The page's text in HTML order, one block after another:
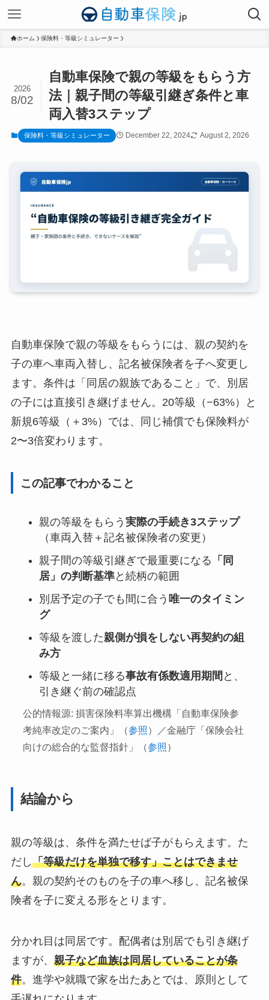
ホーム 保険料・等級シミュレーター
自動車保険で親の等級をもらう方
法｜親子間の等級引継ぎ条件と車
両入替3ステップ
2026
8/02
保険料・等級シミュレーター December 22, 2024 August 2, 2026
自動車保険で親の等級をもらうには、親の契約を
子の車へ車両入替し、記名被保険者を子へ変更し
ます。条件は「同居の親族であること」で、別居
の子には直接引き継げません。20等級（−63%）と
新規6等級（＋3%）では、同じ補償でも保険料が
2〜3倍変わります。
この記事でわかること
親の等級をもらう 実際の手続き3ステップ
（車両入替＋記名被保険者の変更）
親子間の等級引継ぎで最重要になる 「同
居」の判断基準と続柄の範囲
別居予定の子でも間に合う 唯一のタイミン
グ
等級を渡した親側が損をしない再契約の組
み方
等級と一緒に移る事故有係数適用期間 と、
引き継ぐ前の確認点
公的情報源: 損害保険料率算出機構「自動車保険参
考純率改定のご案内」（参照）／金融庁「保険会社
向けの総合的な監督指針」（参照）
結論から
親の等級は、条件を満たせば子がもらえます。た
だし「等級だけを単独で移す」ことはできませ
ん。親の契約そのものを子の車へ移し、記名被保
険者を子に変える形をとります。
分かれ目は同居です。配偶者は別居でも引き継げ
ますが、 親子など血族は同居していることが条
件。進学や就職で家を出たあとでは、原則として